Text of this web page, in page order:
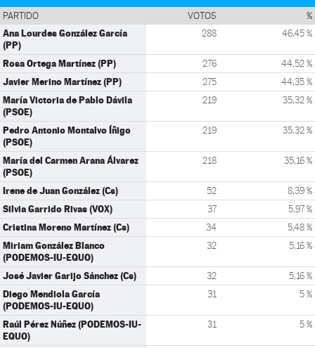
PARTIDO VOTOS %
Ana Lourdes González García
(PP)
288 46,45 %
Rosa Ortega Martínez (PP) 276 44,52 %
Javier Merino Martínez (PP) 275 44,35 %
María Victoria de Pablo Dávila
(PSOE)
219 35,32 %
Pedro Antonio Montalvo Íñigo
(PSOE)
219 35,32 %
María del Carmen Arana Álvarez
(PSOE)
218 35,16 %
Irene de Juan González (Cs) 52 8,39 %
Silvia Garrido Rivas (VOX) 37 5,97 %
Cristina Moreno Martínez (Cs) 34 5,48 %
Miriam González Blanco
(PODEMOS-IU-EQUO)
32 5,16 %
José Javier Garijo Sánchez (Cs) 32 5,16 %
Diego Mendiola García
(PODEMOS-IU-EQUO)
31 5 %
Raúl Pérez Núñez (PODEMOS-IU-
EQUO)
31 5 %